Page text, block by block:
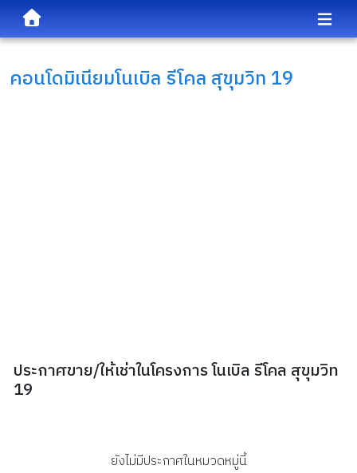
คอนโดมิเนียมโนเบิล รีโคล สุขุมวิท 19
ประกาศขาย/ให้เช่าในโครงการ โนเบิล รีโคล สุขุมวิท
19
ยังไม่มีประกาศในหมวดหมู่นี้